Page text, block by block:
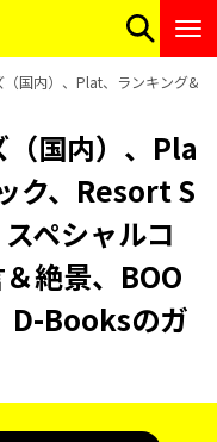
国内）、Plat、ランキング&
国内）、Pla
ク、Resort S
ペシャルコ
絶景、BOO
D-Booksのガ